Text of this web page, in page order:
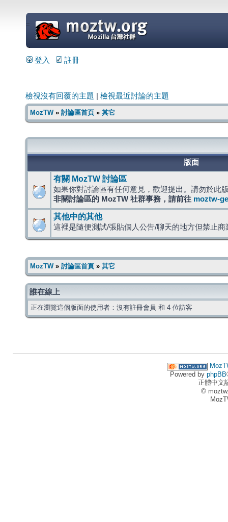
=
登入 註冊
檢視沒有回覆的主題 檢視最近討論的主題
MozTW» 討論區首頁 » 其它
版面
有關 MozTW 討論區
如果你對討論區有任何意見，歡迎提出。請勿於此
非關討論區的 MozTW 社群事務，請前往 moztw-
其他中的其他
這裡是隨便測試/張貼個人公告/聊天的地方但禁止
MozTW» 討論區首頁 » 其它
誰在線上
正在瀏覽這個版面的使用者：沒有註冊會員 和 4 位訪客
Powered by phpBB
正體中文
©